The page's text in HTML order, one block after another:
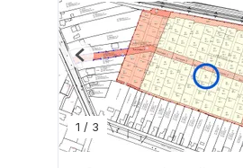
1 / 3
Previous